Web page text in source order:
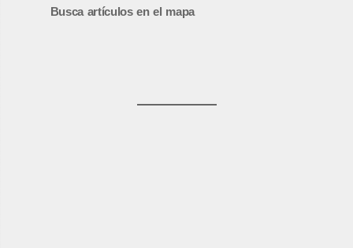
Busca artículos en el mapa